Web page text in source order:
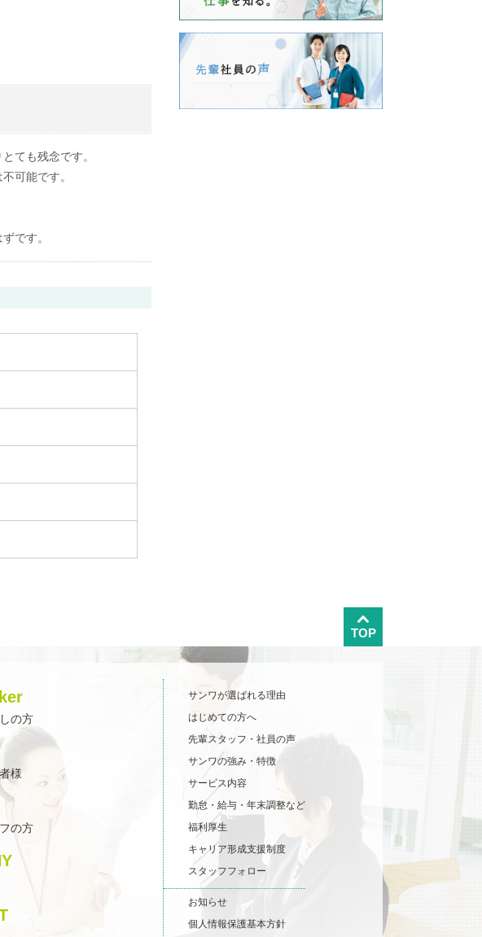
ても残念です。
可能です。
です。
TOP
の方
様
の方
サンワが選ばれる理由
はじめての方へ
先輩スタッフ・社員の声
サンワの強み・特徴
サービス内容
勤怠・給与・年末調整など
福利厚生
キャリア形成支援制度
スタッフフォロー
お知らせ
個人情報保護基本方針